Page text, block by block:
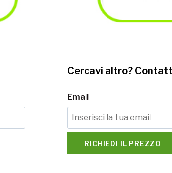
Cercavi altro?
Email
RICHIEDI IL PREZZO